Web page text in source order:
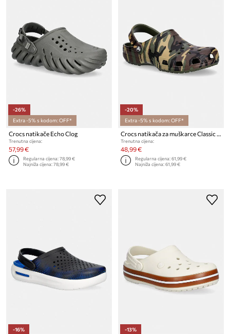
-26%
Extra -5% s kodom: OFF*
Crocs natikače Echo Clog
Trenutna cijena:
57,99 €
Regularna cijena:78,99 €
Najniža cijena:78,99 €
-20%
Extra -5% s kodom: OFF*
Crocs natikača za muškarce Classic Camouflage Clog
Trenutna cijena:
48,99 €
Regularna cijena:61,99 €
Najniža cijena:61,99 €
-16%
-13%